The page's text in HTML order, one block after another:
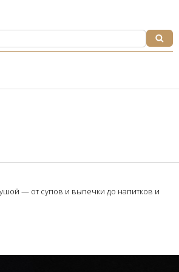
— от супов и выпечки до напитков и